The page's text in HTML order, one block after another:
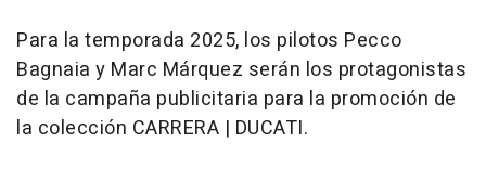
Para la temporada 2025, los pilotos Pecco
Bagnaia y Marc Márquez serán los protagonistas
de la campaña publicitaria para la promoción de
la colección CARRERA | DUCATI.